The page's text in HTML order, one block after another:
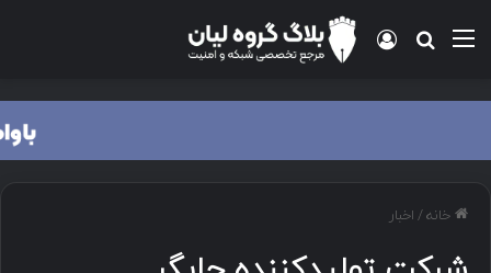
منو جستجو برای
ورود
خانه/ اخبار